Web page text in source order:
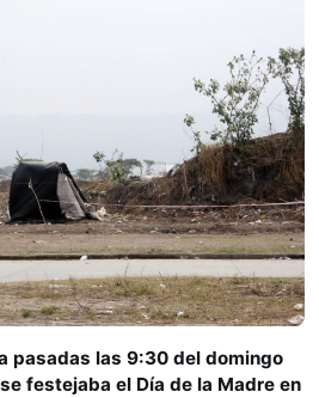
pasadas las 9:30 del domingo
festejaba el Día de la Madre en